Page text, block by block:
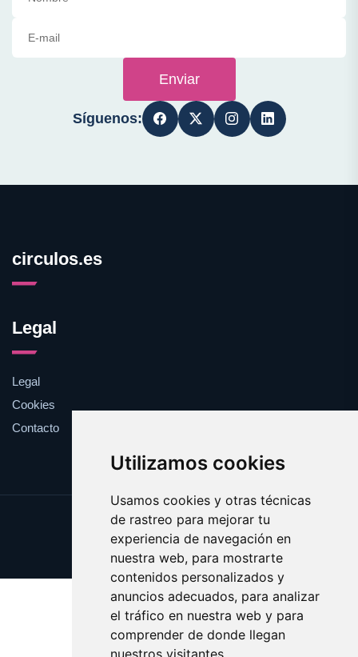
Utilizamos cookies
Usamos cookies y otras técnicas
de rastreo para mejorar tu
experiencia de navegación en
nuestra web, para mostrarte
contenidos personalizados y
anuncios adecuados, para analizar
el tráfico en nuestra web y para
comprender de donde llegan
nuestros visitantes.
Enviar
Síguenos:
circulos.es
Legal
Legal
Cookies
Contacto
Update cookies preferences
Copyright © 2025 circulos.es